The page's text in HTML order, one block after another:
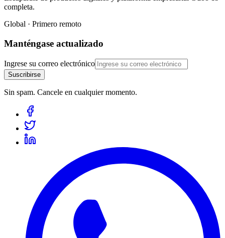
completa.
Global · Primero remoto
Manténgase actualizado
Ingrese su correo electrónico
Suscribirse
Sin spam. Cancele en cualquier momento.